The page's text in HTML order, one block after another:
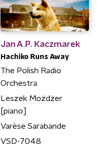
Jan A.P. Kaczmarek
Hachiko Runs Away
The Polish Radio
Orchestra
Leszek Możdżer
[piano]
Varèse Sarabande
VSD-7048